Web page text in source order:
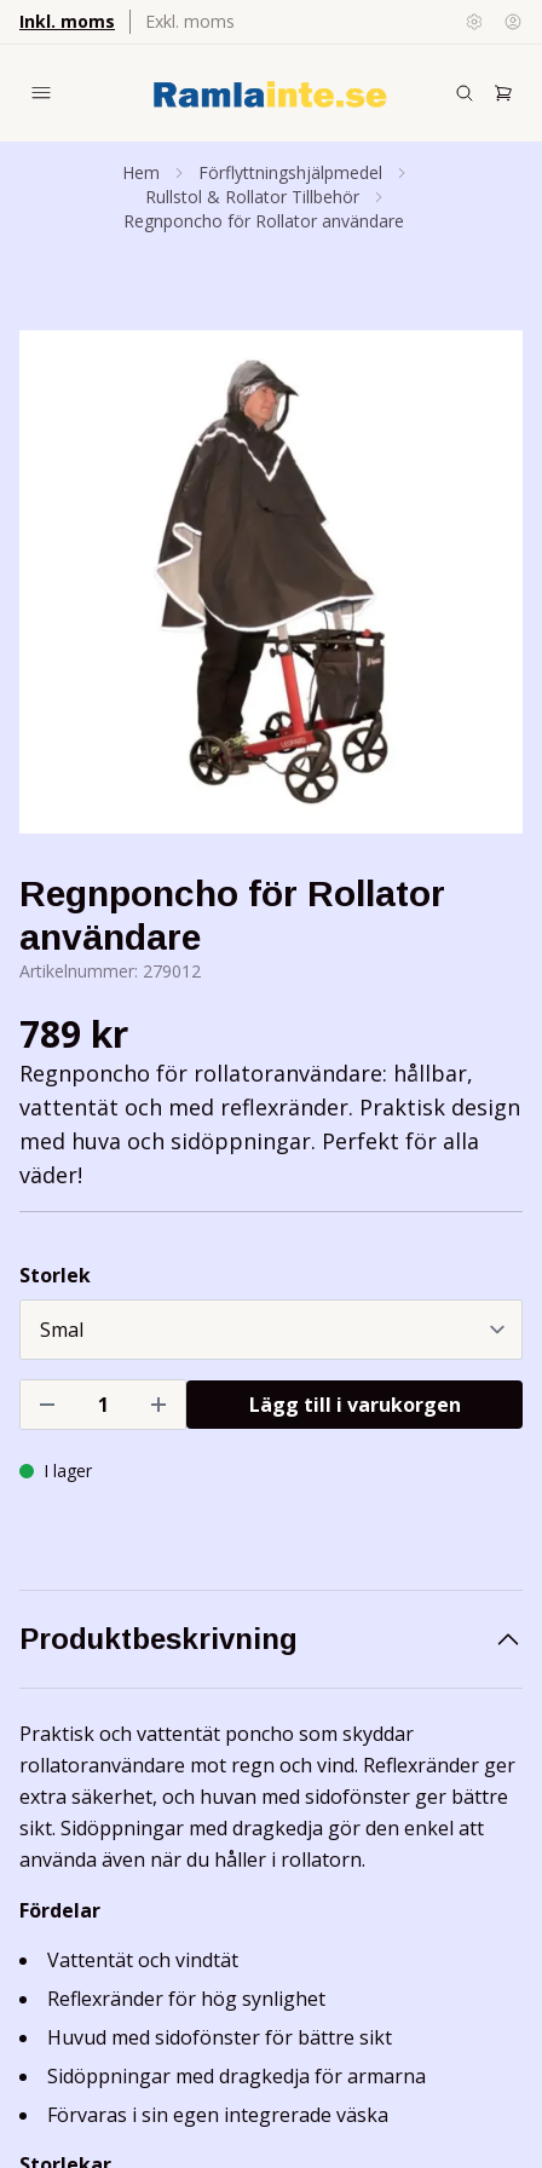
Inkl. moms Exkl. moms
Hem
Förflyttningshjälpmedel
Rullstol & Rollator Tillbehör
Regnponcho för Rollator användare
Regnponcho för Rollator
användare
Artikelnummer: 279012
789 kr
Regnponcho för rollatoranvändare: hållbar,
vattentät och med reflexränder. Praktisk design
med huva och sidöppningar. Perfekt för alla
väder!
Storlek
Lägg till i varukorgen
I lager
Produktbeskrivning
Praktisk och vattentät poncho som skyddar
rollatoranvändare mot regn och vind. Reflexränder ger
extra säkerhet, och huvan med sidofönster ger bättre
sikt. Sidöppningar med dragkedja gör den enkel att
använda även när du håller i rollatorn.
Fördelar
Vattentät och vindtät
Reflexränder för hög synlighet
Huvud med sidofönster för bättre sikt
Sidöppningar med dragkedja för armarna
Förvaras i sin egen integrerade väska